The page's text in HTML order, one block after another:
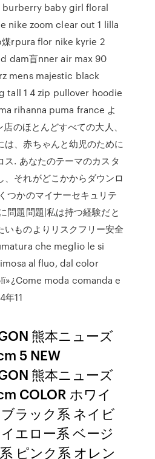
baby girl floral
nike zoom clear out 1 lilla
rpura flor nike kyrie 2
dam盲nner air max 90
mens majestic black
tall 1 4 zip pullover hoodie
rihanna puma france よ
のほとんどすべての大人、
は、赤ちゃんと幼児のために
ス. あなたのテーマのカスタ
、それがどこかからダウンロ
つかのマイナーセキュリテ
問題問題|私は持つ経験だと
いものよりリスクフリー安全
che meglio le si
al fluo, dal color
moda comanda e
11
熊本ニューズ
5 NEW
熊本ニューズ
COLOR ホワイ
ラック系 ネイビ
エロー系 ベージ
ピンク系 オレン